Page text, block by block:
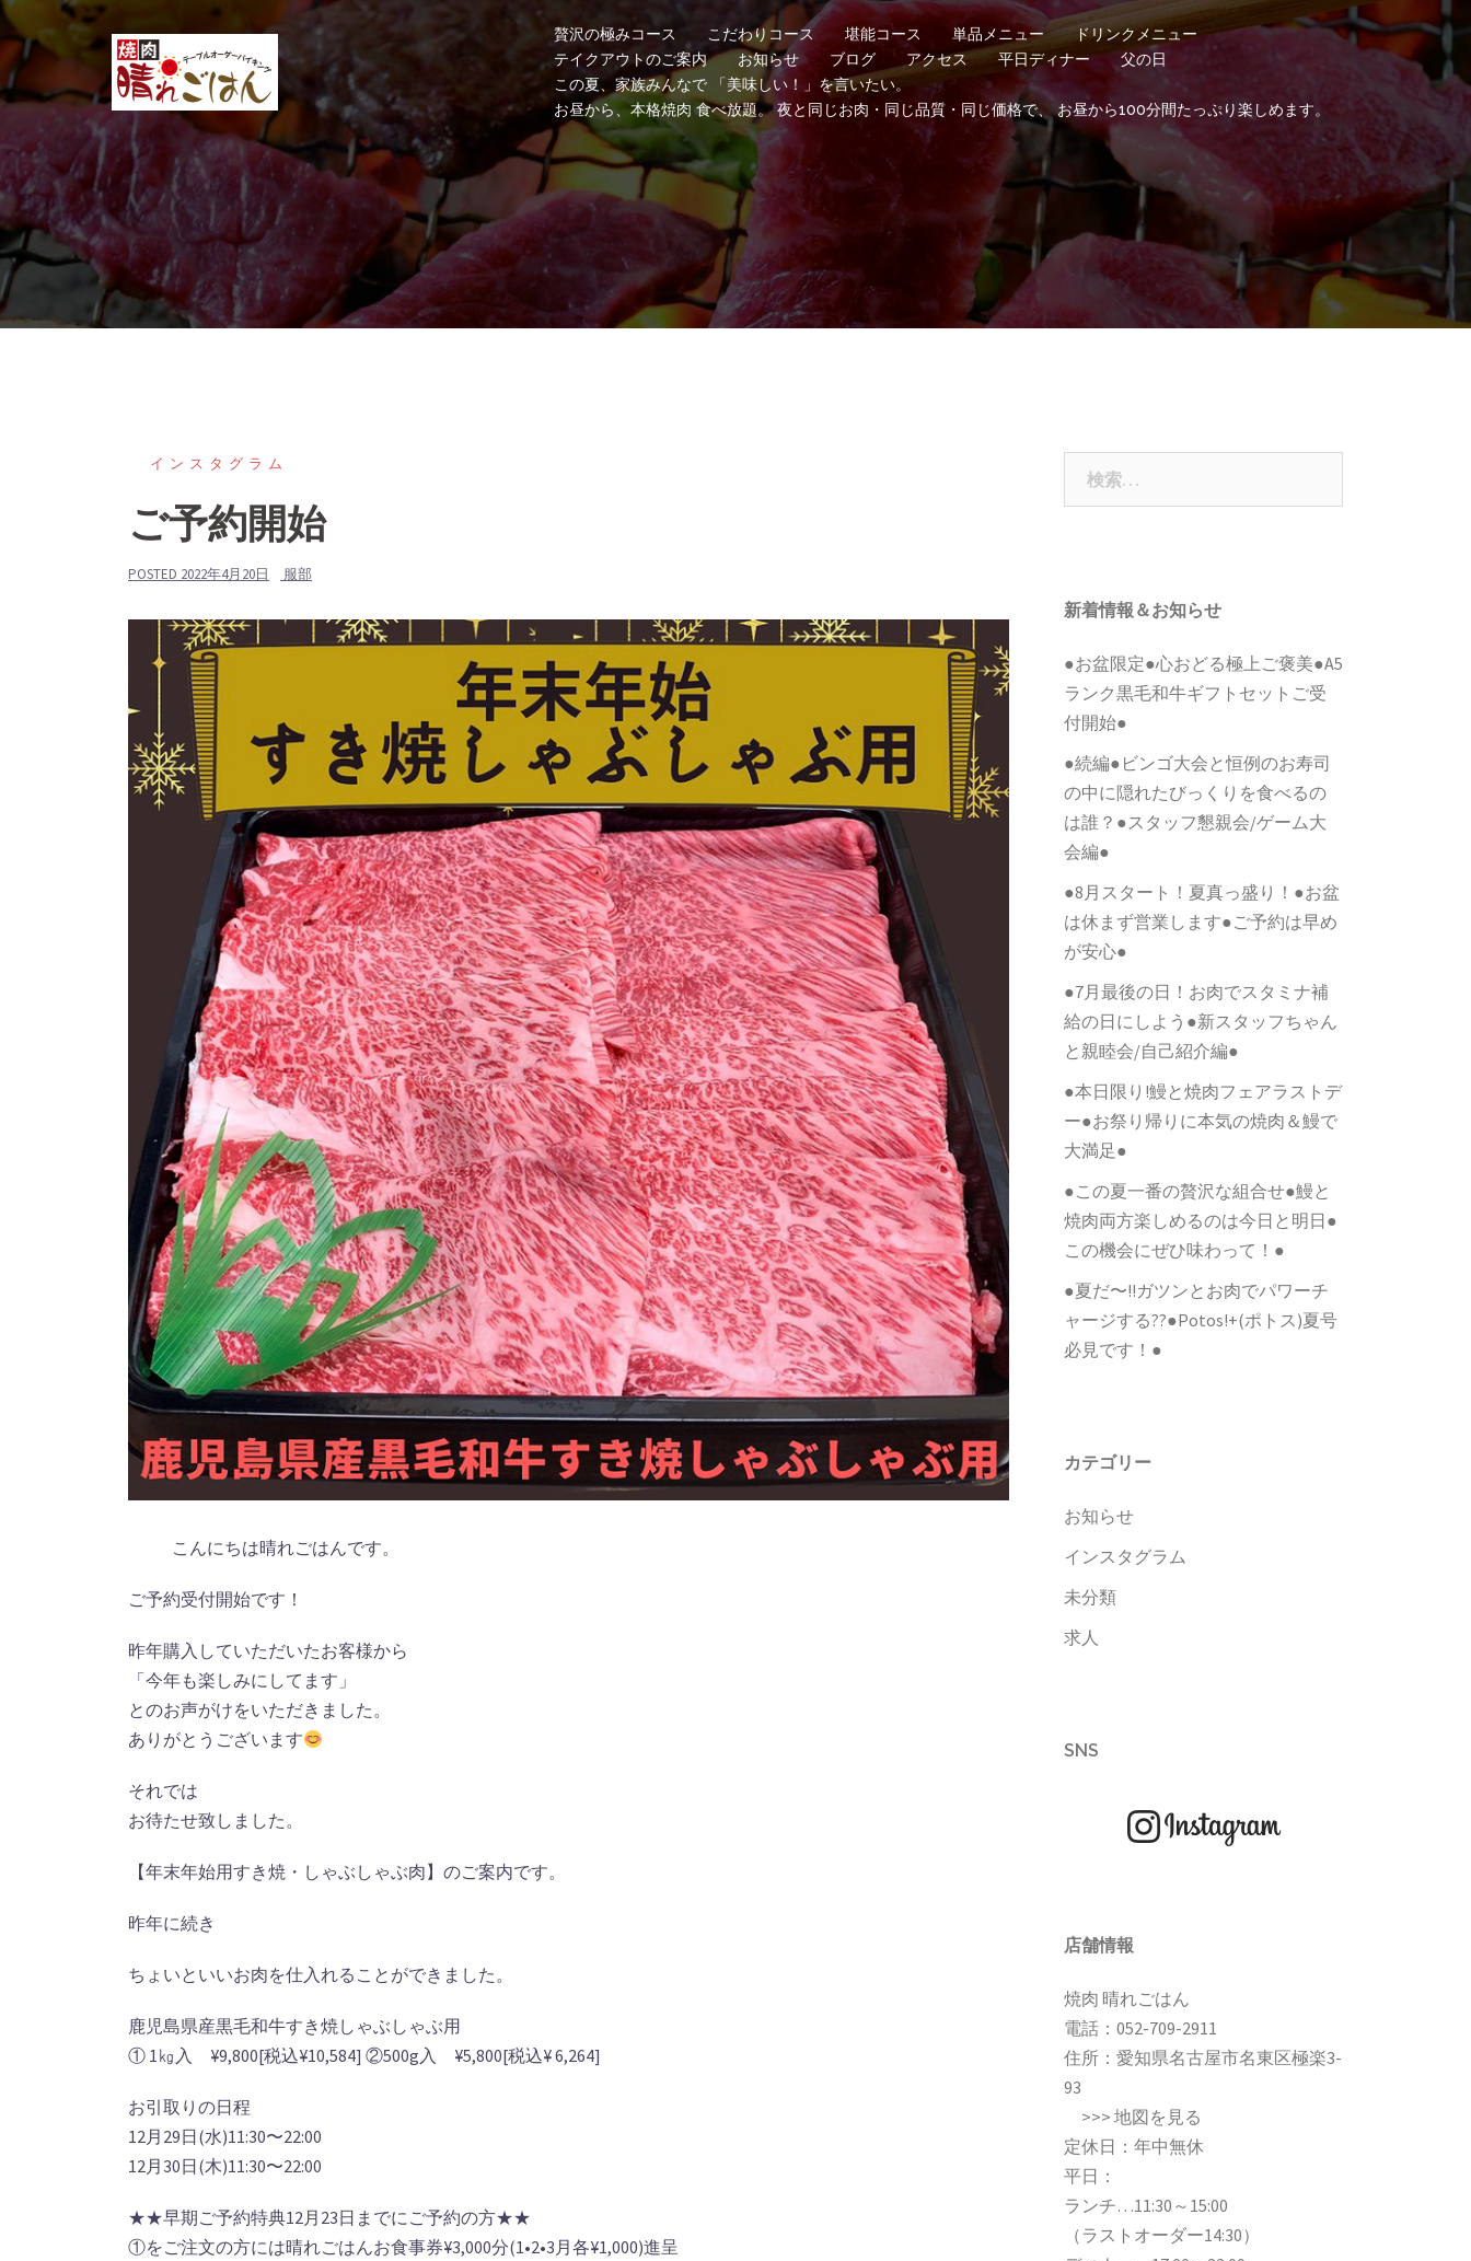
コ
ン
テ
ン
ス
キ
ッ
プ
贅沢の極みコース こだわりコース 堪能コース 単品メニュー
ドリンクメニュー
テイクアウトのご案内
お知らせ ブログ アクセス 平日ディナー
父の日
この夏、家族みんなで 「美味しい！」を言いたい。
お昼から、本格焼肉 食べ放題。 夜と同じお肉・同じ品質・同じ価格で、 お昼から100分間たっぷり楽しめます。
インスタグラム
ご予約開始
POSTED 2022年4月20日 服部
こんにちは晴れごはんです。
ご予約受付開始です！
昨年購入していただいたお客様から
「今年も楽しみにしてます」
とのお声がけをいただきました。
ありがとうございます
それでは
お待たせ致しました。
【年末年始用すき焼・しゃぶしゃぶ肉】のご案内です。
昨年に続き
ちょいといいお肉を仕入れることができました。
鹿児島県産黒毛和牛すき焼しゃぶしゃぶ用
① 1㎏入 ¥9,800[税込¥10,584] ②500g入 ¥5,800[税込¥ 6,264]
お引取りの日程
12月29日(水)11:30〜22:00
12月30日(木)11:30〜22:00
★★早期ご予約特典12月23日までにご予約の方★★
①をご注文の方には晴れごはんお食事券¥3,000分(1•2•3月各¥1,000)進呈
新着情報＆お知らせ
●お盆限定●心おどる極上ご褒美●A5
ランク黒毛和牛ギフトセットご受
付開始●
●続編●ビンゴ大会と恒例のお寿司
の中に隠れたびっくりを食べるの
は誰？●スタッフ懇親会/ゲーム大
会編●
●8月スタート！夏真っ盛り！●お盆
は休まず営業します●ご予約は早め
が安心●
●7月最後の日！お肉でスタミナ補
給の日にしよう●新スタッフちゃん
と親睦会/自己紹介編●
●本日限り!鰻と焼肉フェアラストデ
ー●お祭り帰りに本気の焼肉＆鰻で
大満足●
●この夏一番の贅沢な組合せ●鰻と
焼肉両方楽しめるのは今日と明日●
この機会にぜひ味わって！●
●夏だ〜!!ガツンとお肉でパワーチ
ャージする??●Potos!+(ポトス)夏号
必見です！●
カテゴリー
お知らせ
インスタグラム
未分類
求人
SNS
店舗情報
焼肉 晴れごはん
電話： 052-709-2911
住所：愛知県名古屋市名東区極楽3-
93
>>> 地図を見る
定休日：年中無休
平日：
ランチ…11:30～15:00
（ラストオーダー14:30）